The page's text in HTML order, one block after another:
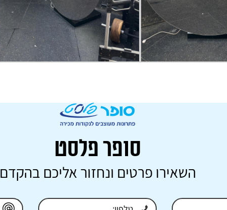
סופר פלסט
השאירו פרטים ונחזור אליכם בהקדם